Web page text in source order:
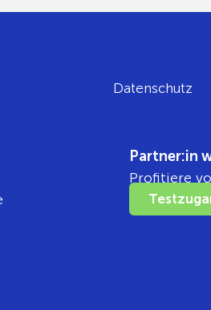
Datenschutz
Partner:in
Profitiere